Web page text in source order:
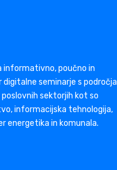
informativno, poučno in
seminarje s področja
sektorjih kot so
informacijska tehnologija,
energetika in komunala.